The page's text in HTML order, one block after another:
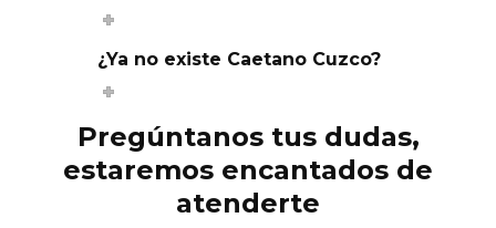
¿Ya no existe Caetano Cuzco?
Pregúntanos tus dudas,
estaremos encantados de
atenderte